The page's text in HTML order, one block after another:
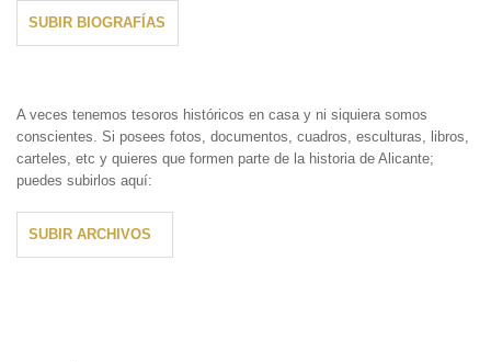
SUBIR BIOGRAFÍAS
A veces tenemos tesoros históricos en casa y ni siquiera somos
conscientes. Si posees fotos, documentos, cuadros, esculturas, libros,
carteles, etc y quieres que formen parte de la historia de Alicante;
puedes subirlos aquí:
SUBIR ARCHIVOS